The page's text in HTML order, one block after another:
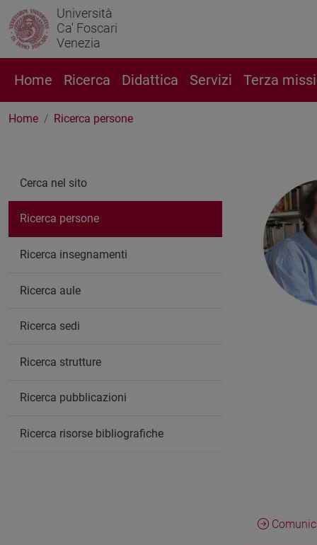
Università
Ca' Foscari
Venezia
Home Ricerca Didattica Servizi Terza
Home Ricerca persone
Cerca nel sito
Ricerca persone
Ricerca insegnamenti
Ricerca aule
Ricerca sedi
Ricerca strutture
Ricerca pubblicazioni
Ricerca risorse bibliografiche